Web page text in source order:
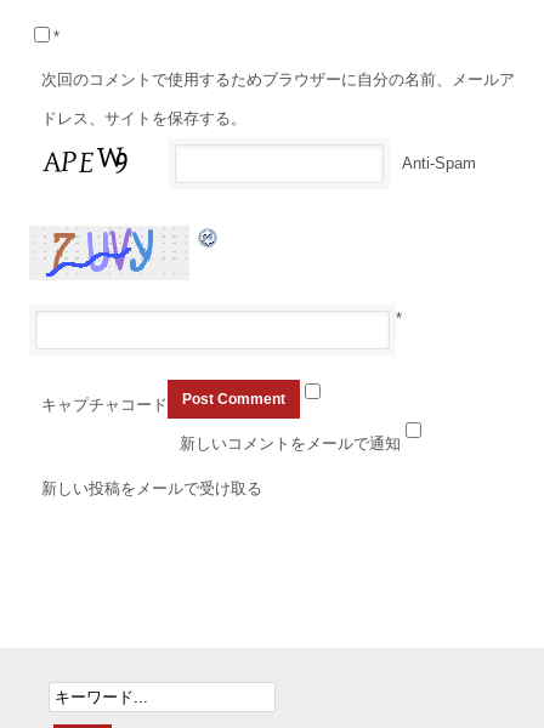
次回のコメントで使用するためブラウザーに自分の名前、メールア
ドレス、サイトを保存する。
Anti-Spam
*
キャプチャコード
*
新しいコメントをメールで通知
新しい投稿をメールで受け取る